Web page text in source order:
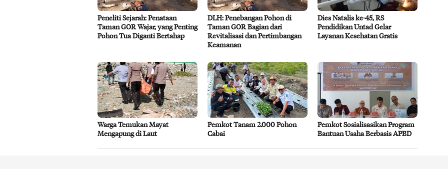
Peneliti Sejarah: Penataan
Taman GOR Wajar, yang Penting
Pohon Tua Diganti Bertahap
DLH: Penebangan Pohon di
Taman GOR Bagian dari
Revitalisasi dan Pertimbangan
Keamanan
Dies Natalis ke-45, RS
Pendidikan Untad Gelar
Layanan Kesehatan Gratis
Warga Temukan Mayat
Mengapung di Laut
Pemkot Tanam 2.000 Pohon
Cabai
Pemkot Sosialisasikan Program
Bantuan Usaha Berbasis APBD